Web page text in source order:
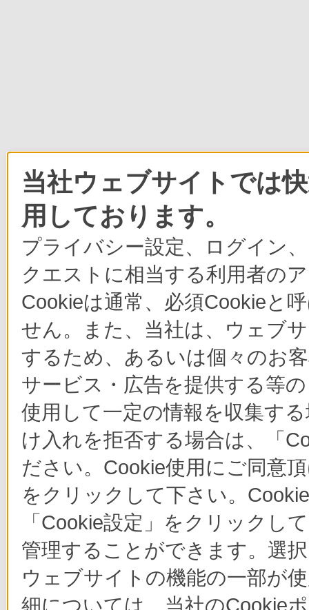
当社ウェブサイトでは
用しております。
プライバシー設定、ログイン
クエストに相当する利用者の
Cookieは通常、必須Cookieと
せん。また、当社は、ウェブ
するため、あるいは個々のお
サービス・広告を提供する等
使用して一定の情報を収集す
け入れを拒否する場合は、「
ださい。Cookie使用にご同意
をクリックして下さい。
「Cookie設定」をクリックし
管理することができます。選
ウェブサイトの機能の一部が
細については、当社のCookie